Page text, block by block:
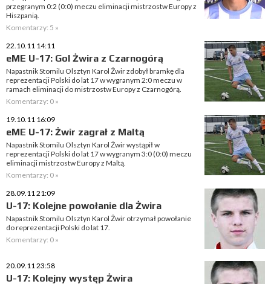
przegranym 0:2 (0:0) meczu eliminacji mistrzostw Europy z
Hiszpanią.
Komentarzy: 5 »
22.10.11 14:11
eME U-17: Gol Żwira z Czarnogórą
Napastnik Stomilu Olsztyn Karol Żwir zdobył bramkę dla
reprezentacji Polski do lat 17 w wygranym 2:0 meczu w
ramach eliminacji do mistrzostw Europy z Czarnogórą.
Komentarzy: 0 »
19.10.11 16:09
eME U-17: Żwir zagrał z Maltą
Napastnik Stomilu Olsztyn Karol Żwir wystąpił w
reprezentacji Polski do lat 17 w wygranym 3:0 (0:0) meczu
eliminacji mistrzostw Europy z Maltą.
Komentarzy: 0 »
28.09.11 21:09
U-17: Kolejne powołanie dla Żwira
Napastnik Stomilu Olsztyn Karol Żwir otrzymał powołanie
do reprezentacji Polski do lat 17.
Komentarzy: 0 »
20.09.11 23:58
U-17: Kolejny występ Żwira